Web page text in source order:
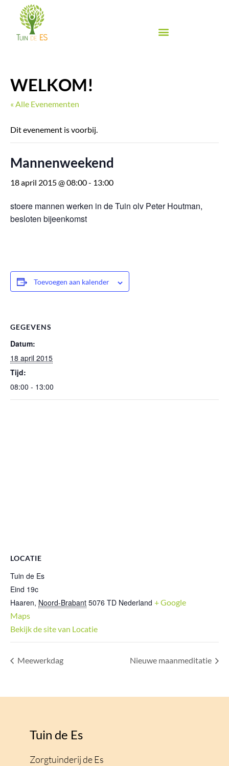
WELKOM!
« Alle Evenementen
Dit evenement is voorbij.
Mannenweekend
18 april 2015 @ 08:00- 13:00
stoere mannen werken in de Tuin olv Peter Houtman,
besloten bijeenkomst
Toevoegen aan kalender
GEGEVENS
Datum:
18 april 2015
Tijd:
08:00 - 13:00
LOCATIE
Tuin de Es
Eind 19c
Haaren, Noord-Brabant 5076 TD Nederland + Google
Maps
Bekijk de site van Locatie
Meewerkdag Nieuwe maanmeditatie
Tuin de Es
Zorgtuinderij de Es